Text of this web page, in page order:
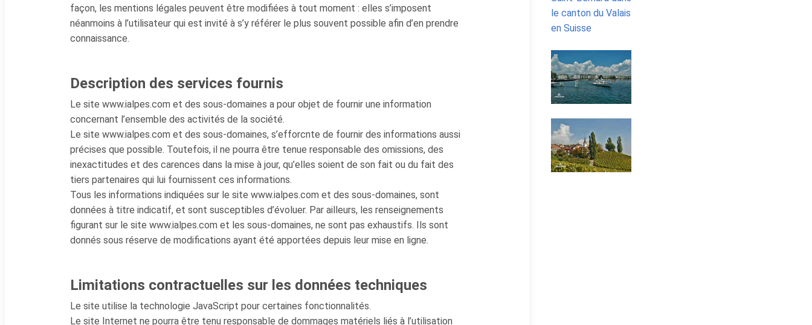
façon, les mentions légales peuvent être modifiées à tout moment : elles s’imposent
néanmoins à l’utilisateur qui est invité à s’y référer le plus souvent possible afin d’en prendre
connaissance.
Description des services fournis
Le site www.ialpes.com et des sous-domaines a pour objet de fournir une information
concernant l’ensemble des activités de la société.
Le site www.ialpes.com et des sous-domaines, s’efforcnte de fournir des informations aussi
précises que possible. Toutefois, il ne pourra être tenue responsable des omissions, des
inexactitudes et des carences dans la mise à jour, qu’elles soient de son fait ou du fait des
tiers partenaires qui lui fournissent ces informations.
Tous les informations indiquées sur le site www.ialpes.com et des sous-domaines, sont
données à titre indicatif, et sont susceptibles d’évoluer. Par ailleurs, les renseignements
figurant sur le site www.ialpes.com et les sous-domaines, ne sont pas exhaustifs. Ils sont
donnés sous réserve de modifications ayant été apportées depuis leur mise en ligne.
Limitations contractuelles sur les données techniques
Le site utilise la technologie JavaScript pour certaines fonctionnalités.
Le site Internet ne pourra être tenu responsable de dommages matériels liés à l’utilisation